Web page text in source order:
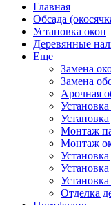
Главная
Обсада
Установка окон
Деревянные
Еще
Замена
Замена
Арочная
Монтаж
Монтаж
Отделка